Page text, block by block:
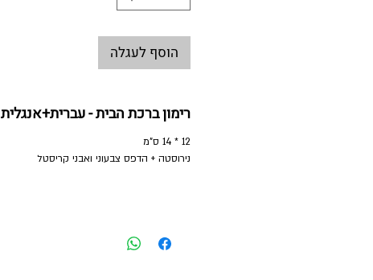
הוסף לעגלה
רימון ברכת הבית - עברית+אנגלית
12 * 14 ס"מ
נירוסטה + הדפס צבעוני ואבני קריסטל